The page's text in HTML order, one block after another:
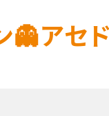
👻アセ